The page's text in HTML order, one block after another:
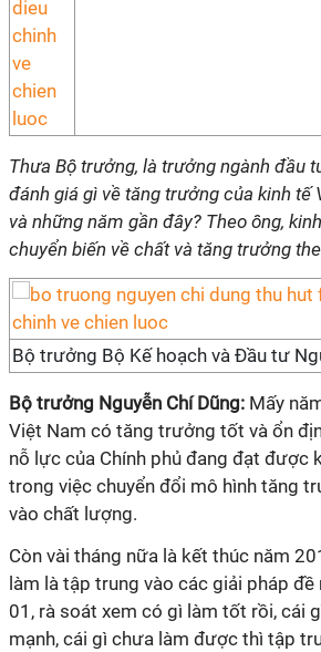
Thưa Bộ trưởng, là trưởng ngành đầu
đánh giá gì về tăng trưởng của kinh tế
và những năm gần đây? Theo ông,
chuyển biến về chất và tăng trưởng
Bộ trưởng Bộ Kế hoạch và Đầu tư
Bộ trưởng Nguyễn Chí Dũng: Mấy
Việt Nam có tăng trưởng tốt và ổn
nỗ lực của Chính phủ đang đạt được
trong việc chuyển đổi mô hình tăng
vào chất lượng.
Còn vài tháng nữa là kết thúc năm
làm là tập trung vào các giải pháp
01, rà soát xem có gì làm tốt rồi, cái
mạnh, cái gì chưa làm được thì tập